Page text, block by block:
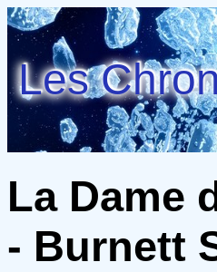
Les
La Dame
- Burnett